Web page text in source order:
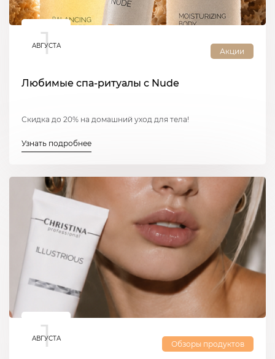
1
АВГУСТА
Акции
Любимые спа-ритуалы с Nude
Скидка до 20% на домашний уход для тела!
Узнать подробнее
1
АВГУСТА
Обзоры продуктов